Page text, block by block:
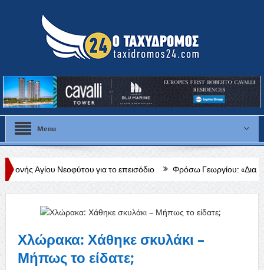
Menu
για το επεισόδιο Φρόσω Γεωργίου: «Διαρκής, δεδομένη
Χλώρακα: Χάθηκε σκυλάκι –
Μήπως το είδατε;